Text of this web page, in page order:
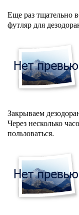
Еще раз тщательно
футляр для
Закрываем
Через несколько
пользоваться.